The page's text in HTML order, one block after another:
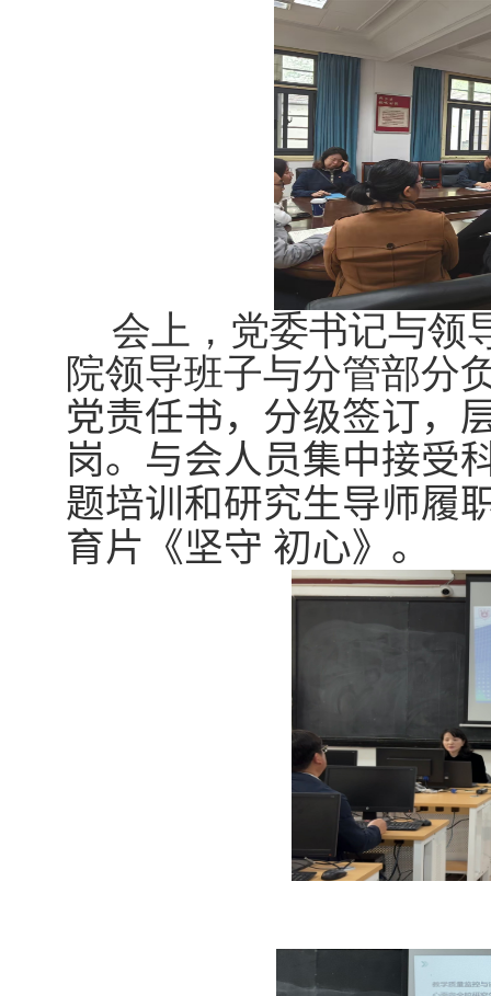
会上，党委书记与领
院领导班子与分管部分
党责任书，分级签订，
岗。与会人员集中接受
题培训和研究生导师履
育片《坚守 初心》。